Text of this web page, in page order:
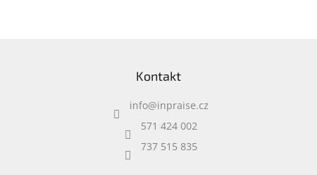
Kontakt
info@inpraise.cz
571 424 002
737 515 835